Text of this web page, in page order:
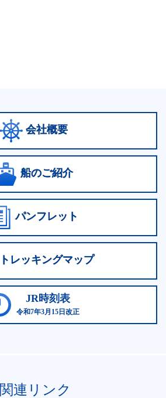
会社概要
船のご紹介
パンフレット
トレッキングマップ
JR時刻表
令和7年3月15日改正
関連リンク